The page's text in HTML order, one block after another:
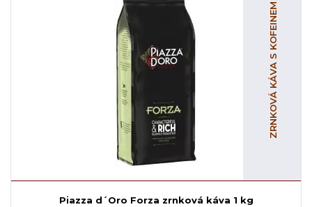
ZRNKOVÁ KÁVA S KOFEINEM
Piazza d´Oro Forza zrnková káva 1 kg